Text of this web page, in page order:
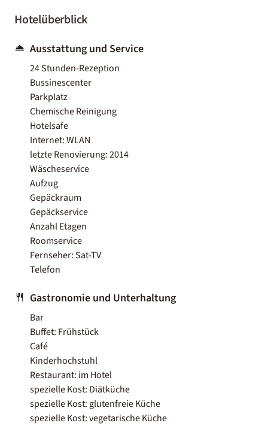
Hotelüberblick
Ausstattung und Service
24 Stunden-Rezeption
Bussinescenter
Parkplatz
Chemische Reinigung
Hotelsafe
Internet: WLAN
letzte Renovierung: 2014
Wäscheservice
Aufzug
Gepäckraum
Gepäckservice
Anzahl Etagen
Roomservice
Fernseher: Sat-TV
Telefon
Gastronomie und Unterhaltung
Bar
Buffet: Frühstück
Café
Kinderhochstuhl
Restaurant: im Hotel
spezielle Kost: Diätküche
spezielle Kost: glutenfreie Küche
spezielle Kost: vegetarische Küche